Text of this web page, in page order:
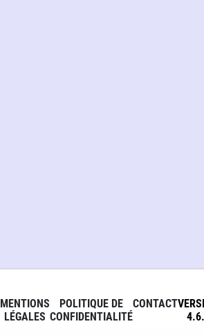
MENTIONS
LÉGALES
POLITIQUE DE
CONFIDENTIALITÉ
CONTACT